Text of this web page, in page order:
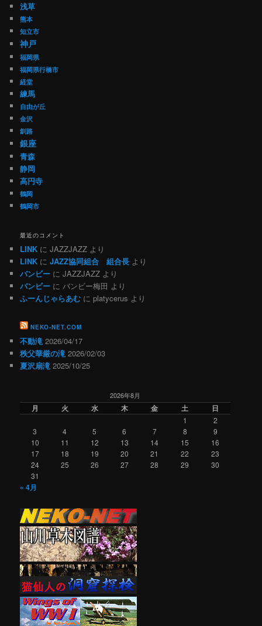
浅草
熊本
知立市
神戸
福岡県
福岡県行橋市
経堂
練馬
自由が丘
金沢
釧路
銀座
青森
静岡
高円寺
鶴岡
鶴岡市
最近のコメント
LINK にJAZZJAZZ より
LINK にJAZZ協同組合 組合長 より
バンビー にJAZZJAZZ より
バンビー に バンビー梅田 より
ふーんじゃらあむ にplatycerus より
NEKO-NET.COM
不動滝 2026/04/17
秩父華厳の滝 2026/02/03
夏沢扇滝 2025/10/25
2026年8月
月 火 水 木 金 土 日
1
2
3
4 5 6 7 8
9
10
11 12 13 14 15
16
17
18 19 20 21 22
23
24
25 26 27 28 29
30
31
« 4月